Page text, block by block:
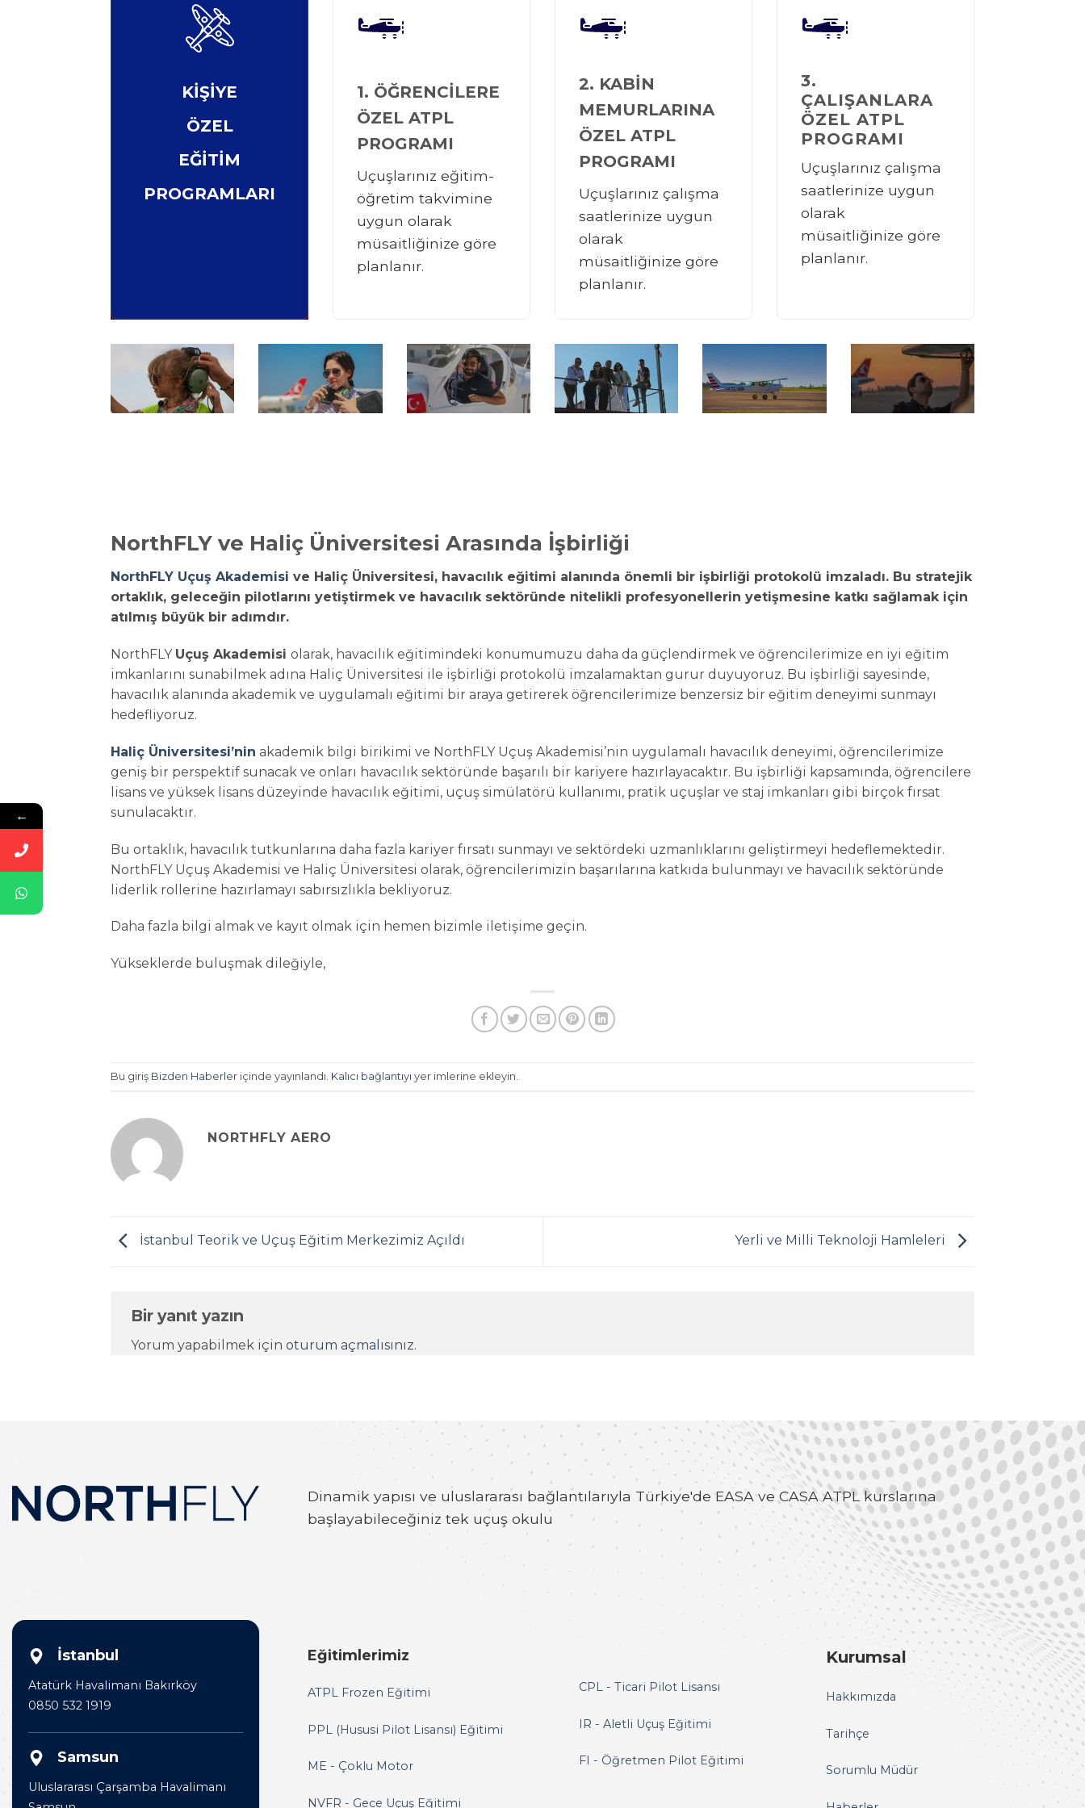
KİŞİYE
ÖZEL
EĞİTİM
PROGRAMLARI
1. ÖĞRENCİLERE
ÖZEL ATPL
PROGRAMI
Uçuşlarınız eğitim-
öğretim takvimine
uygun olarak
müsaitliğinize göre
planlanır.
2. KABİN
MEMURLARINA
ÖZEL ATPL
PROGRAMI
Uçuşlarınız çalışma
saatlerinize uygun
olarak
müsaitliğinize göre
planlanır.
3.
ÇALIŞANLARA
ÖZEL ATPL
PROGRAMI
Uçuşlarınız çalışma
saatlerinize uygun
olarak
müsaitliğinize göre
planlanır.
NorthFLY ve Haliç Üniversitesi Arasında İşbirliği
NorthFLY Uçuş Akademisi ve Haliç Üniversitesi, havacılık eğitimi alanında önemli bir işbirliği protokolü imzaladı. Bu stratejik
ortaklık, geleceğin pilotlarını yetiştirmek ve havacılık sektöründe nitelikli profesyonellerin yetişmesine katkı sağlamak için
atılmış büyük bir adımdır.
NorthFLY Uçuş Akademisi olarak, havacılık eğitimindeki konumumuzu daha da güçlendirmek ve öğrencilerimize en iyi eğitim
imkanlarını sunabilmek adına Haliç Üniversitesi ile işbirliği protokolü imzalamaktan gurur duyuyoruz. Bu işbirliği sayesinde,
havacılık alanında akademik ve uygulamalı eğitimi bir araya getirerek öğrencilerimize benzersiz bir eğitim deneyimi sunmayı
hedefliyoruz.
Haliç Üniversitesi’nin akademik bilgi birikimi ve NorthFLY Uçuş Akademisi’nin uygulamalı havacılık deneyimi, öğrencilerimize
geniş bir perspektif sunacak ve onları havacılık sektöründe başarılı bir kariyere hazırlayacaktır. Bu işbirliği kapsamında, öğrencilere
lisans ve yüksek lisans düzeyinde havacılık eğitimi, uçuş simülatörü kullanımı, pratik uçuşlar ve staj imkanları gibi birçok fırsat
sunulacaktır.
Bu ortaklık, havacılık tutkunlarına daha fazla kariyer fırsatı sunmayı ve sektördeki uzmanlıklarını geliştirmeyi hedeflemektedir.
NorthFLY Uçuş Akademisi ve Haliç Üniversitesi olarak, öğrencilerimizin başarılarına katkıda bulunmayı ve havacılık sektöründe
liderlik rollerine hazırlamayı sabırsızlıkla bekliyoruz.
Daha fazla bilgi almak ve kayıt olmak için hemen bizimle iletişime geçin.
Yükseklerde buluşmak dileğiyle,
Bu giriş Bizden Haberler içinde yayınlandı. Kalıcı bağlantıyı yer imlerine ekleyin.
NORTHFLY AERO
İstanbul Teorik ve Uçuş Eğitim Merkezimiz Açıldı Yerli ve Milli Teknoloji Hamleleri
Bir yanıt yazın
Yorum yapabilmek için oturum açmalısınız.
Dinamik yapısı ve uluslararası bağlantılarıyla Türkiye'de EASA ve CASA ATPL kurslarına
başlayabileceğiniz tek uçuş okulu
İstanbul
Atatürk Havalimanı Bakırköy
0850 532 1919
Samsun
Uluslararası Çarşamba Havalimanı
Eğitimlerimiz
ATPL Frozen Eğitimi
PPL (Hususi Pilot Lisansı) Eğitimi
ME - Çoklu Motor
NVFR - Gece Uçuş Eğitimi
CPL - Ticari Pilot Lisansı
IR - Aletli Uçuş Eğitimi
FI - Öğretmen Pilot Eğitimi
Kurumsal
Hakkımızda
Tarihçe
Sorumlu Müdür
←